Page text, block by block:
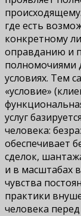
где есть
конкретному
оправданию и
полномочиями
условиях. Тем
«условие»
услуг
человека:
обеспечивает
сделок,
и в масштабах
чувства
практики
человека